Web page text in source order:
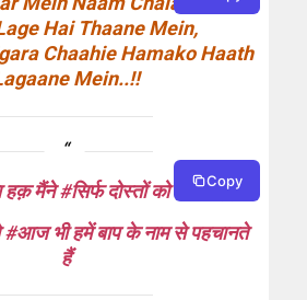
Hai Thaane Mein,
Chaahie Hamako Haath
Mein..!!
मैंने #सिर्फ दोस्तों को दिया है ,.,
#आज भी हमें बाप के नाम से पहचानते
हैं
Copy